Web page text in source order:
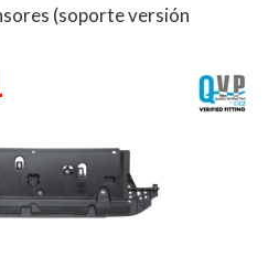
(soporte versión